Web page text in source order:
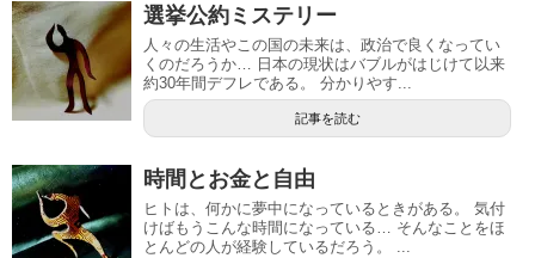
選挙公約ミステリー
人々の生活やこの国の未来は、政治で良くなってい
くのだろうか… 日本の現状はバブルがはじけて以来
約30年間デフレである。 分かりやす...
記事を読む
時間とお金と自由
ヒトは、何かに夢中になっているときがある。 気付
けばもうこんな時間になっている… そんなことをほ
とんどの人が経験しているだろう。 ...